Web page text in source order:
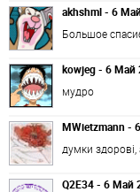
akhshml - 6
Большое
kowjeg - 6 Май
мудро
MWietzmann -
думки
Q2E34 - 6 Май